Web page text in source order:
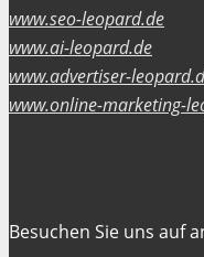
www.seo-leopard.de
www.ai-leopard.de
www.advertiser-
www.online-marketing-
Besuchen Sie uns auf